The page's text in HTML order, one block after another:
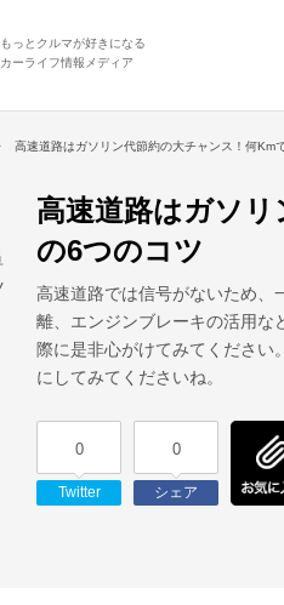
もっとクルマが好きになる
カーライフ情報メディア
高速道路はガソリン代節約の大チャンス！何Km
高速道路はガソ
の6つのコツ
高速道路では信号がないため、
離、エンジンブレーキの活用な
際に是非心がけてみてください
にしてみてくださいね。
0
Twitter
0
シェア